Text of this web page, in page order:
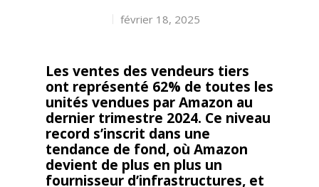
février 18, 2025
Les ventes des vendeurs tiers
ont représenté 62% de toutes les
unités vendues par Amazon au
dernier trimestre 2024. Ce niveau
record s’inscrit dans une
tendance de fond, où Amazon
devient de plus en plus un
fournisseur d’infrastructures, et